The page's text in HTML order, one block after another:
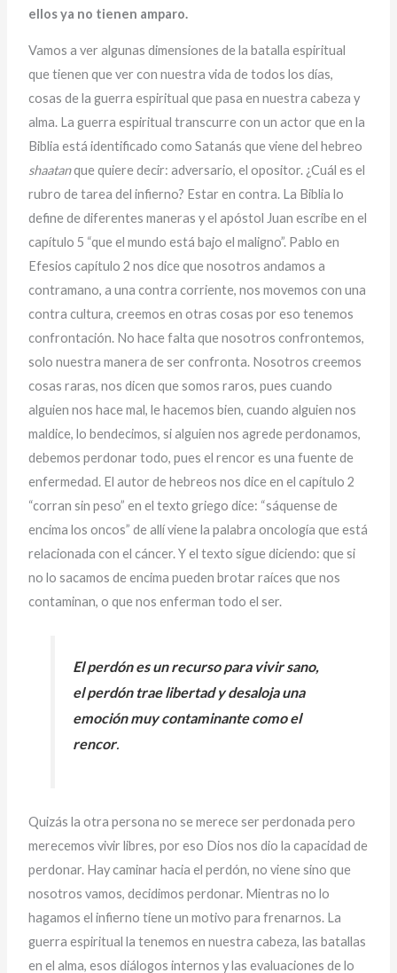
ellos ya no tienen amparo.
Vamos a ver algunas dimensiones de la batalla espiritual
que tienen que ver con nuestra vida de todos los días,
cosas de la guerra espiritual que pasa en nuestra cabeza y
alma. La guerra espiritual transcurre con un actor que en la
Biblia está identificado como Satanás que viene del hebreo
shaatanque quiere decir: adversario, el opositor. ¿Cuál es el
rubro de tarea del infierno? Estar en contra. La Biblia lo
define de diferentes maneras y el apóstol Juan escribe en el
capítulo 5 “que el mundo está bajo el maligno”. Pablo en
Efesios capítulo 2 nos dice que nosotros andamos a
contramano, a una contra corriente, nos movemos con una
contra cultura, creemos en otras cosas por eso tenemos
confrontación. No hace falta que nosotros confrontemos,
solo nuestra manera de ser confronta. Nosotros creemos
cosas raras, nos dicen que somos raros, pues cuando
alguien nos hace mal, le hacemos bien, cuando alguien nos
maldice, lo bendecimos, si alguien nos agrede perdonamos,
debemos perdonar todo, pues el rencor es una fuente de
enfermedad. El autor de hebreos nos dice en el capítulo 2
“corran sin peso” en el texto griego dice: “sáquense de
encima los oncos” de allí viene la palabra oncología que está
relacionada con el cáncer. Y el texto sigue diciendo: que si
no lo sacamos de encima pueden brotar raíces que nos
contaminan, o que nos enferman todo el ser.
El perdón es un recurso para vivir sano,
el perdón trae libertad y desaloja una
emoción muy contaminante como el
rencor.
Quizás la otra persona no se merece ser perdonada pero
merecemos vivir libres, por eso Dios nos dio la capacidad de
perdonar. Hay caminar hacia el perdón, no viene sino que
nosotros vamos, decidimos perdonar. Mientras no lo
hagamos el infierno tiene un motivo para frenarnos. La
guerra espiritual la tenemos en nuestra cabeza, las batallas
en el alma, esos diálogos internos y las evaluaciones de lo